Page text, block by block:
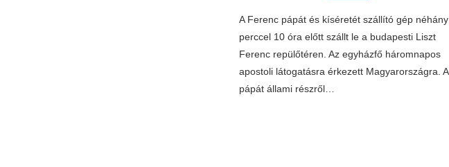
A Ferenc pápát és kíséretét szállító gép néhány
perccel 10 óra előtt szállt le a budapesti Liszt
Ferenc repülőtéren. Az egyházfő háromnapos
apostoli látogatásra érkezett Magyarországra. A
pápát állami részről…